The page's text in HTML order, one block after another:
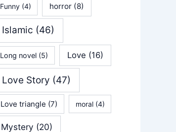
Funny(4) horror(8)
Islamic (46)
Long novel(5) Love (16)
Love Story (47)
Love triangle (7) moral(4)
Mystery (20)